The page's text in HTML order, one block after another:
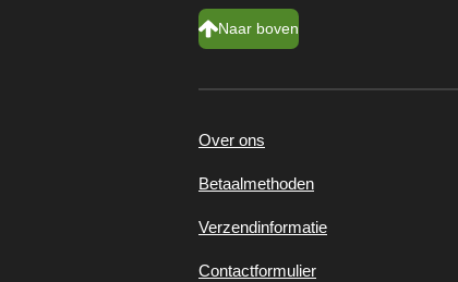
Naar boven
Over ons
Betaalmethoden
Verzendinformatie
Contactformulier